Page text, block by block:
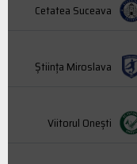
Cetatea Suceava
Știința Miroslava
Viitorul Onești